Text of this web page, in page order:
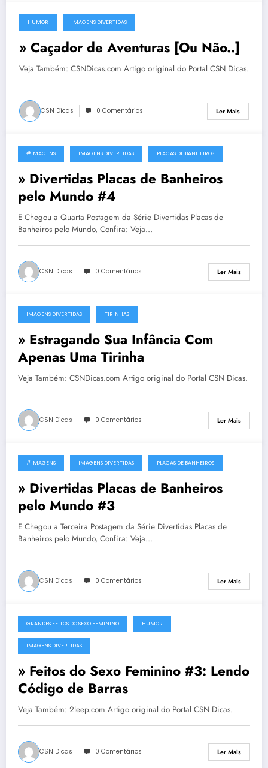
30 de Novembro, 2011
HUMOR IMAGENS DIVERTIDAS
» Caçador de Aventuras [Ou Não..]
Veja Também: CSNDicas.com Artigo original do Portal CSN Dicas.
CSN Dicas 0 Comentários Ler Mais
21 de Novembro, 2011
#IMAGENS IMAGENS DIVERTIDAS PLACAS DE BANHEIROS
» Divertidas Placas de Banheiros
pelo Mundo #4
E Chegou a Quarta Postagem da Série Divertidas Placas de
Banheiros pelo Mundo, Confira: Veja…
CSN Dicas 0 Comentários Ler Mais
10 de Novembro, 2011
IMAGENS DIVERTIDAS TIRINHAS
» Estragando Sua Infância Com
Apenas Uma Tirinha
Veja Também: CSNDicas.com Artigo original do Portal CSN Dicas.
CSN Dicas 0 Comentários Ler Mais
31 de Outubro, 2011
#IMAGENS IMAGENS DIVERTIDAS PLACAS DE BANHEIROS
» Divertidas Placas de Banheiros
pelo Mundo #3
E Chegou a Terceira Postagem da Série Divertidas Placas de
Banheiros pelo Mundo, Confira: Veja…
CSN Dicas 0 Comentários Ler Mais
26 de Outubro, 2011
GRANDES FEITOS DO SEXO FEMININO HUMOR
IMAGENS DIVERTIDAS
» Feitos do Sexo Feminino #3: Lendo
Código de Barras
Veja Também: 2leep.com Artigo original do Portal CSN Dicas.
CSN Dicas 0 Comentários Ler Mais